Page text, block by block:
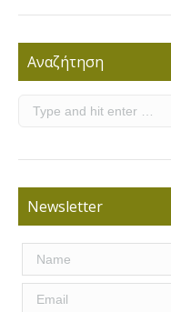
Αναζήτηση
Newsletter